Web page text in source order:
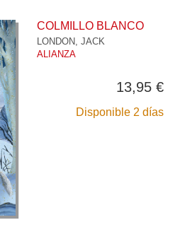
COLMILLO BLANCO
LONDON, JACK
ALIANZA
13,95 €
Disponible 2 días